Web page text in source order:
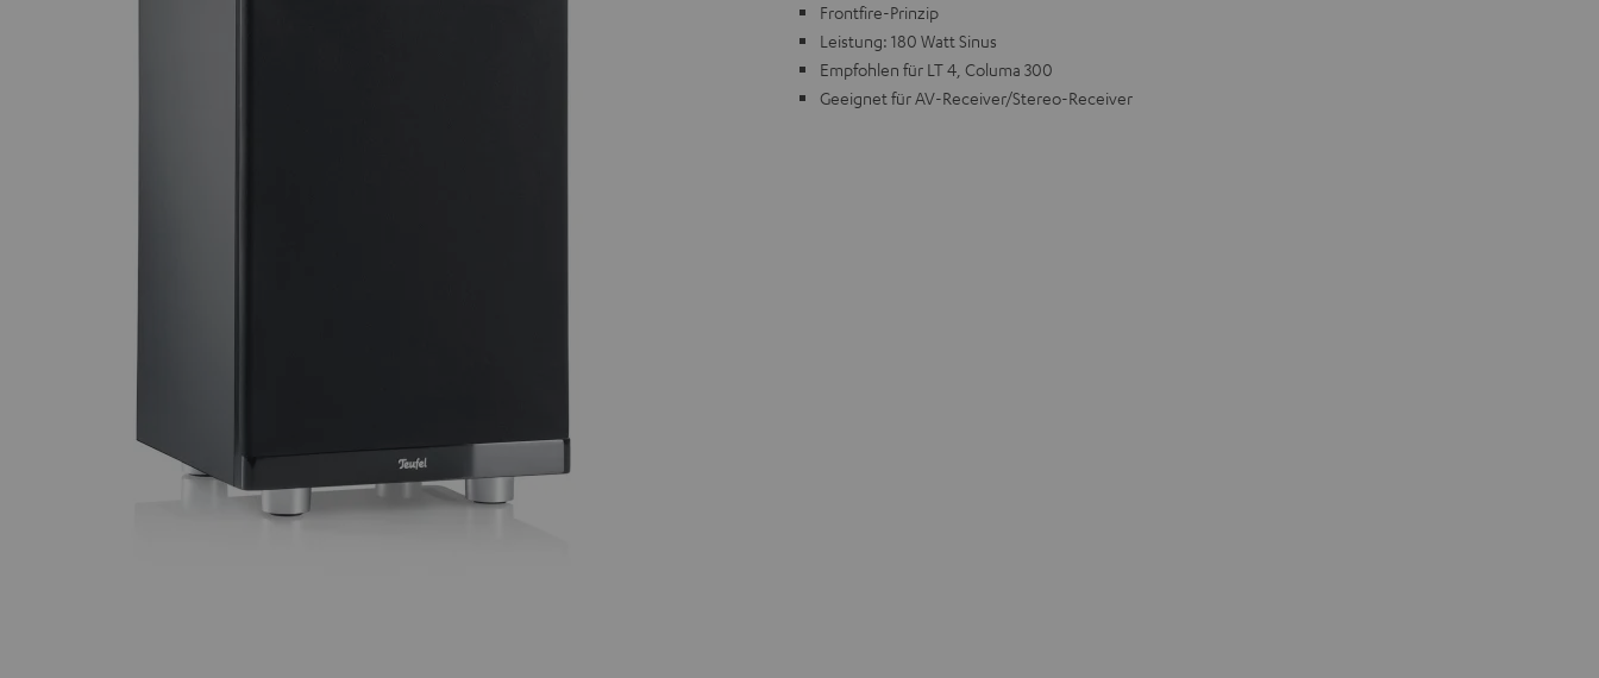
Frontfire-Prinzip
Leistung: 180 Watt Sinus
Empfohlen für LT 4, Columa 300
Geeignet für AV-Receiver/Stereo-Receiver